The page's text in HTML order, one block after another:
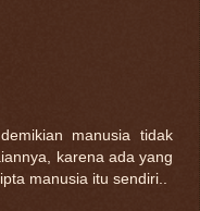
manusia tidak
karena ada yang
manusia itu sendiri..